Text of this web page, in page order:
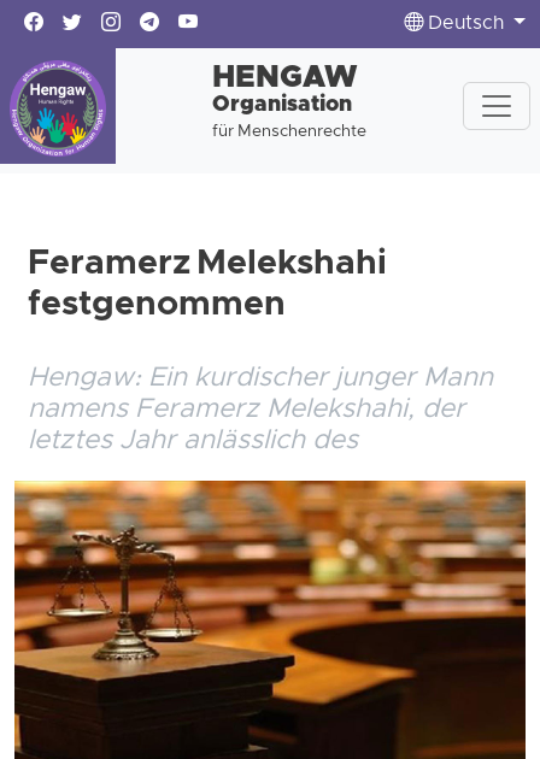
Deutsch
HENGAW
Organisation
für Menschenrechte
Feramerz Melekshahi
festgenommen
Hengaw: Ein kurdischer junger Mann
namens Feramerz Melekshahi, der
letztes Jahr anlässlich des